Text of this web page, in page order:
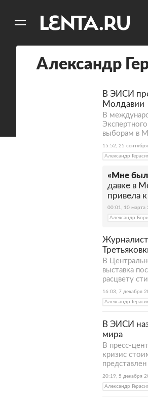
Александр
В ЭИСИ
Молдавии
В
выборам в
15:52, 25
Александр
«Мне
давке в
привела
00:01, 10 марта
Александр
В
выставка
расцвету
16:03, 7 декабря
Александр
В ЭИСИ
мира
В пресс-
кризис
20:19, 5 декабря
Александр